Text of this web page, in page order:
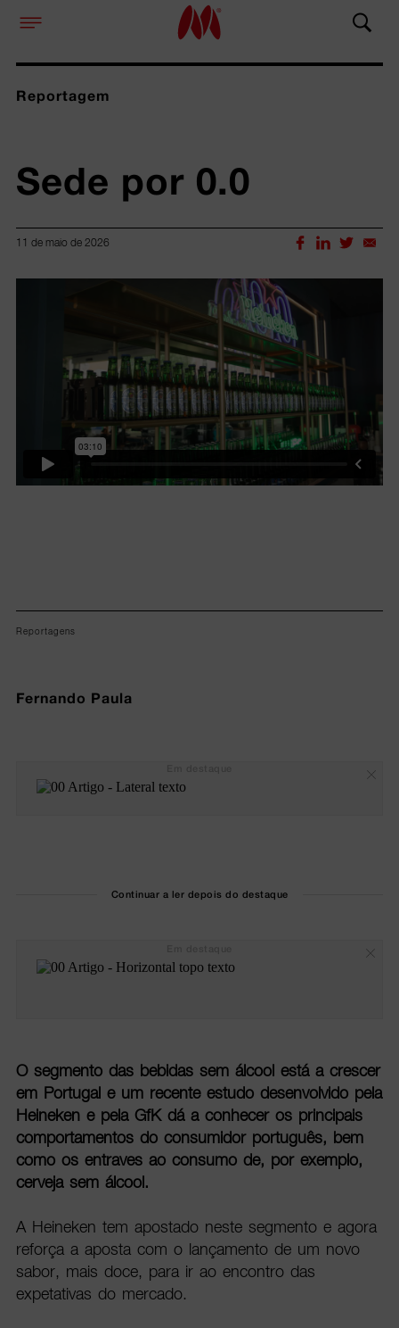
Reportagem
Sede por 0.0
11 de maio de 2026
Lorem ipsum dolor sit amet, consectetur adipiscing elit.
Reportagens
Fernando Paula
Continuar a ler depois do destaque
O segmento das bebidas sem álcool está a crescer
em Portugal e um recente estudo desenvolvido pela
Heineken e pela GfK dá a conhecer os principais
comportamentos do consumidor português, bem
como os entraves ao consumo de, por exemplo,
cerveja sem álcool.
A Heineken tem apostado neste segmento e agora
reforça a aposta com o lançamento de um novo
sabor, mais doce, para ir ao encontro das
expetativas do mercado.